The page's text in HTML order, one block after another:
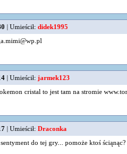
| Umieścił: didek1995
| Umieścił: jarmek123
cristal to jest tam na stromie
| Umieścił: Draconka
do tej gry... pomoże ktoś